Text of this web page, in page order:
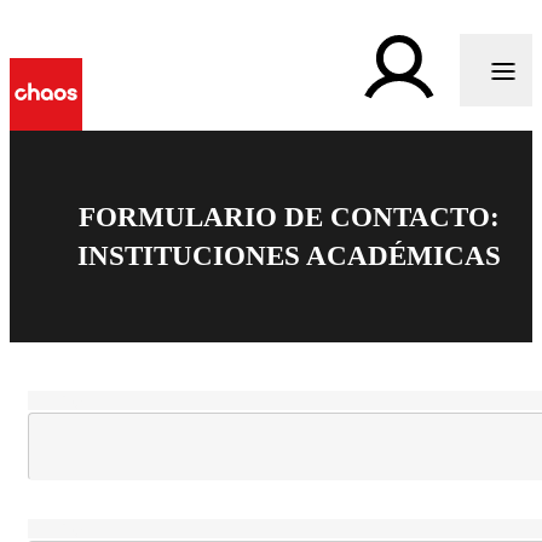
FORMULARIO DE CONTACTO:
INSTITUCIONES ACADÉMICAS